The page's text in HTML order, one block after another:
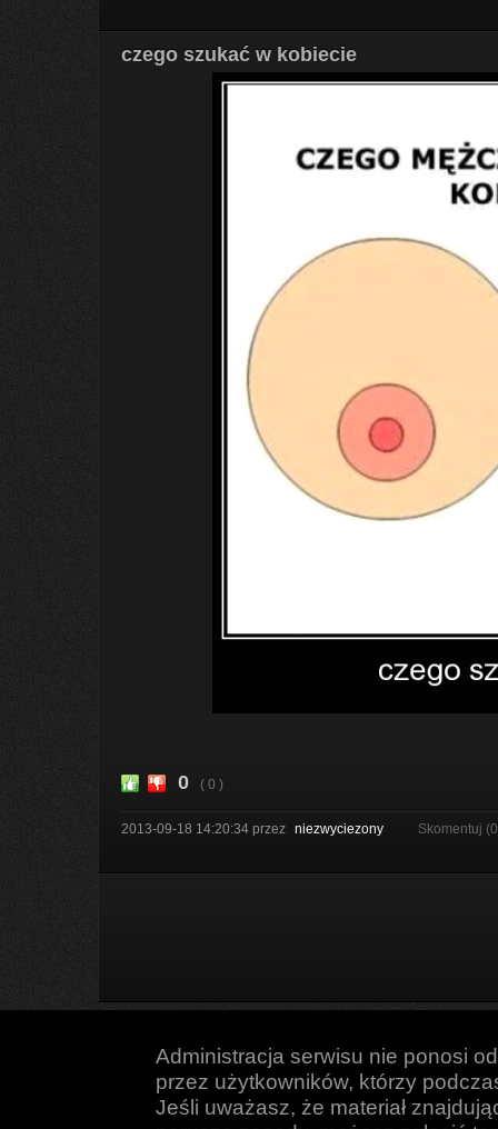
czego szukać w kobiecie
0 ( 0 )
2013-09-18 14:20:34 przez niezwyciezony Skomentuj
Administracja serwisu nie ponosi
przez użytkowników, którzy
Jeśli uważasz, że materiał